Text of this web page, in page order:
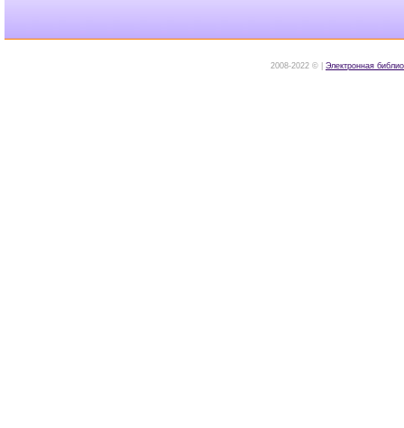
2008-2022 © | Электронная